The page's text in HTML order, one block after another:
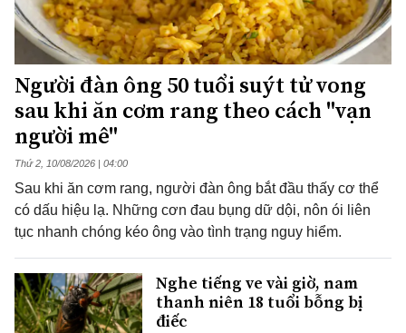
Người đàn ông 50 tuổi suýt tử vong
sau khi ăn cơm rang theo cách "vạn
người mê"
Thứ 2, 10/08/2026 | 04:00
Sau khi ăn cơm rang, người đàn ông bắt đầu thấy cơ thể
có dấu hiệu lạ. Những cơn đau bụng dữ dội, nôn ói liên
tục nhanh chóng kéo ông vào tình trạng nguy hiểm.
Nghe tiếng ve vài giờ, nam
thanh niên 18 tuổi bỗng bị
điếc